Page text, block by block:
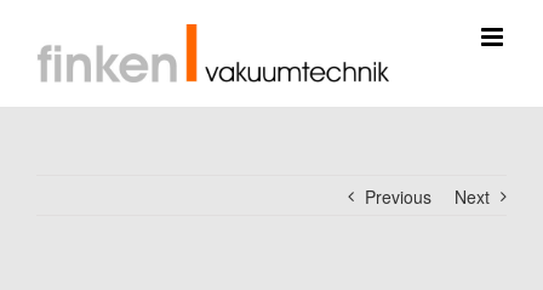
content
Previous Next